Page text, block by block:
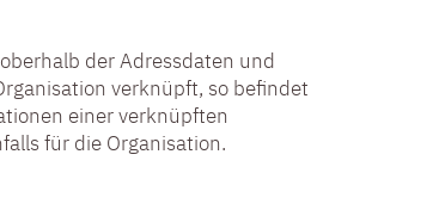
der Adressdaten und
verknüpft, so befindet
einer verknüpften
für die Organisation.